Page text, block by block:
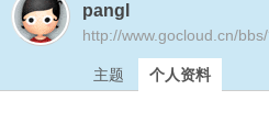
pangl
http://www.gocloud.cn/
主题 个人资料